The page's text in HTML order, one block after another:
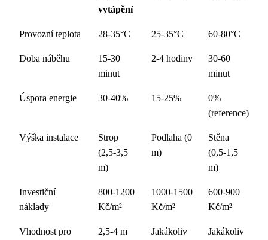
vytápění
Provozní teplota 28-35°C 25-35°C 60-80°C
Doba náběhu
15-30
minut
2-4 hodiny
30-60
minut
Úspora energie 30-40% 15-25%
0%
(reference)
Výška instalace
Strop
(2,5-3,5
m)
Podlaha (0
m)
Stěna
(0,5-1,5
m)
Investiční
náklady
800-1200
Kč/m²
1000-1500
Kč/m²
600-900
Kč/m²
Vhodnost pro
2,5-4 m Jakákoliv Jakákoliv